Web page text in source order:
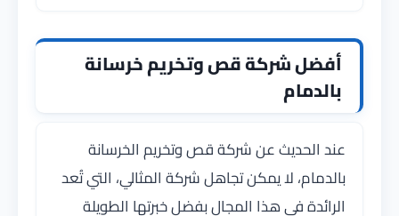
أفضل شركة قص وتخريم خرسانة
بالدمام
عند الحديث عن شركة قص وتخريم الخرسانة
بالدمام، لا يمكن تجاهل شركة المثالي، التي تُعد
الرائدة في هذا المجال بفضل خبرتها الطويلة